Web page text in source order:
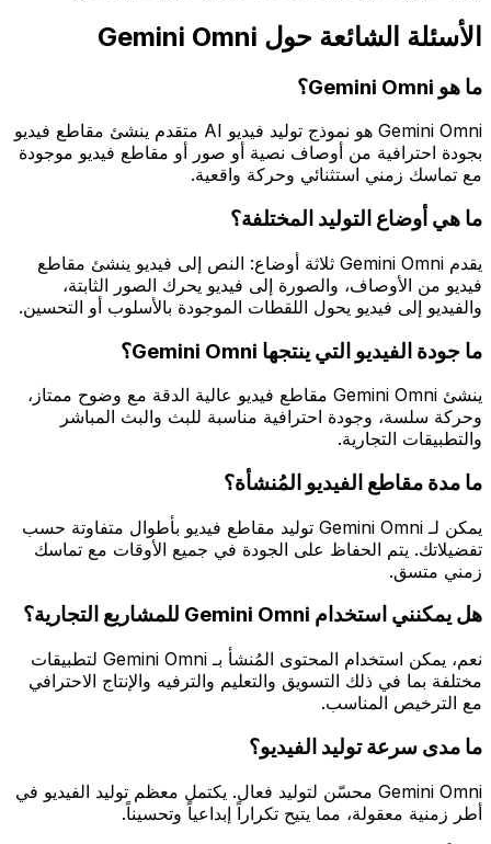
الأسئلة الشائعة حول Gemini Omni
ما هو Gemini Omni؟
Gemini Omni هو نموذج توليد فيديو AI متقدم ينشئ مقاطع فيديو
بجودة احترافية من أوصاف نصية أو صور أو مقاطع فيديو موجودة
مع تماسك زمني استثنائي وحركة واقعية.
ما هي أوضاع التوليد المختلفة؟
يقدم Gemini Omni ثلاثة أوضاع: النص إلى فيديو ينشئ مقاطع
فيديو من الأوصاف، والصورة إلى فيديو يحرك الصور الثابتة،
والفيديو إلى فيديو يحول اللقطات الموجودة بالأسلوب أو التحسين.
ما جودة الفيديو التي ينتجها Gemini Omni؟
ينشئ Gemini Omni مقاطع فيديو عالية الدقة مع وضوح ممتاز،
وحركة سلسة، وجودة احترافية مناسبة للبث والبث المباشر
والتطبيقات التجارية.
ما مدة مقاطع الفيديو المُنشأة؟
يمكن لـ Gemini Omni توليد مقاطع فيديو بأطوال متفاوتة حسب
تفضيلاتك. يتم الحفاظ على الجودة في جميع الأوقات مع تماسك
زمني متسق.
هل يمكنني استخدام Gemini Omni للمشاريع التجارية؟
نعم، يمكن استخدام المحتوى المُنشأ بـ Gemini Omni لتطبيقات
مختلفة بما في ذلك التسويق والتعليم والترفيه والإنتاج الاحترافي
مع الترخيص المناسب.
ما مدى سرعة توليد الفيديو؟
Gemini Omni محسّن لتوليد فعال. يكتمل معظم توليد الفيديو في
أطر زمنية معقولة، مما يتيح تكراراً إبداعياً وتحسيناً.